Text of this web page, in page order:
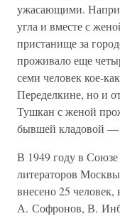
ужасающими.
угла и вместе с
пристанище за
проживало еще
семи человек кое-
Переделкине, но и
Тушкан с женой
бывшей кладовой —
В 1949 году в Союзе
литераторов
внесено 25
А. Софронов, В.